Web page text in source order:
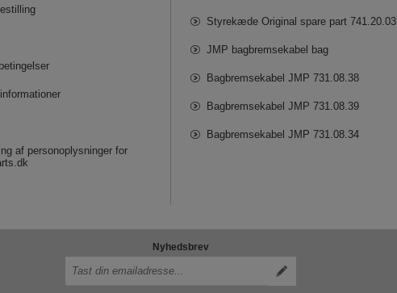
af personoplysninger for
Styrekæde Original spare part 741.20.03
JMP bagbremsekabel bag
Bagbremsekabel JMP 731.08.38
Bagbremsekabel JMP 731.08.39
Bagbremsekabel JMP 731.08.34
Nyhedsbrev